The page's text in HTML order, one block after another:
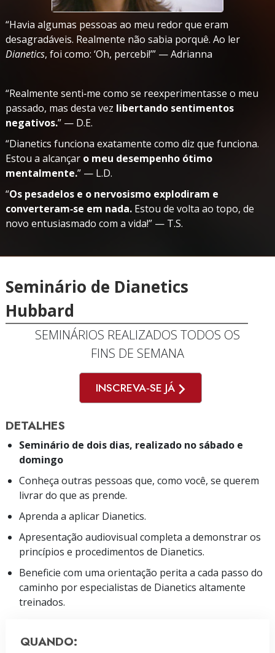
“Havia algumas pessoas ao meu redor que eram
desagradáveis. Realmente não sabia porquê. Ao ler
Dianetics, foi como: ‘Oh, percebi!’” — Adrianna
“Realmente senti‑me como se reexperimentasse o meu
passado, mas desta vez libertando sentimentos
negativos.” — D.E.
“Dianetics funciona exatamente como diz que funciona.
Estou a alcançar o meu desempenho ótimo
mentalmente.” — L.D.
“Os pesadelos e o nervosismo explodiram e
converteram‑se em nada. Estou de volta ao topo, de
novo entusiasmado com a vida!” — T.S.
Seminário de Dianetics
Hubbard
SEMINÁRIOS REALIZADOS TODOS OS
FINS DE SEMANA
INSCREVA‑SE JÁ
DETALHES
Seminário de dois dias, realizado no sábado e
domingo
Conheça outras pessoas que, como você, se querem
livrar do que as prende.
Aprenda a aplicar Dianetics.
Apresentação audiovisual completa a demonstrar os
princípios e procedimentos de Dianetics.
Beneficie com uma orientação perita a cada passo do
caminho por especialistas de Dianetics altamente
treinados.
QUANDO: